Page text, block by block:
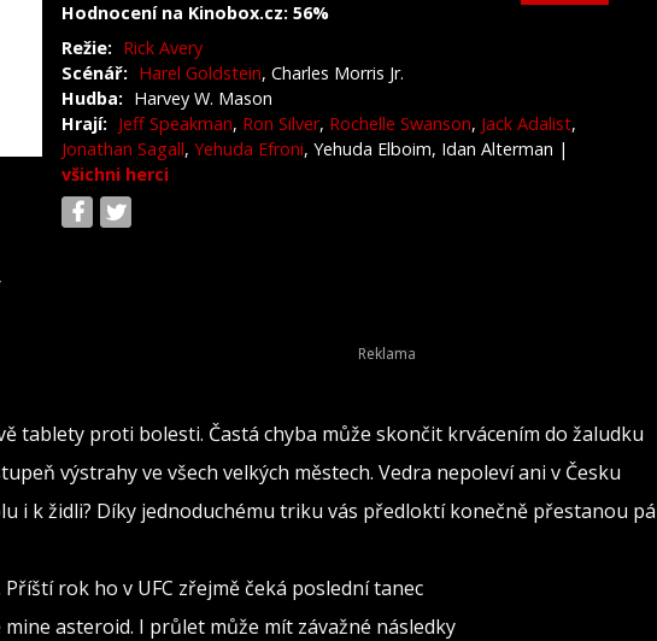
Hodnocení na Kinobox.cz: 56%
Režie: Rick Avery
Scénář: Harel Goldstein, Charles Morris Jr.
Hudba: Harvey W. Mason
Hrají: Jeff Speakman, Ron Silver, Rochelle Swanson, Jack Adalist,
Jonathan Sagall, Yehuda Efroni, Yehuda Elboim, Idan Alterman |
všichni herci
tablety proti bolesti. Častá chyba může skončit krvácením do žaludku
výstrahy ve všech velkých městech. Vedra nepoleví ani v Česku
i k židli? Díky jednoduchému triku vás předloktí konečně přestanou
rok ho v UFC zřejmě čeká poslední tanec
asteroid. I průlet může mít závažné následky